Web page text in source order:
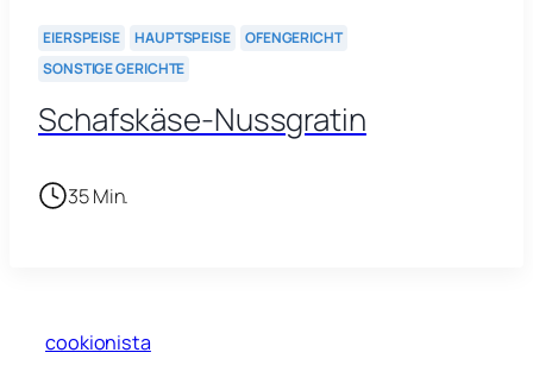
EIERSPEISE HAUPTSPEISE
OFENGERICHT
SONSTIGE GERICHTE
Schafskäse-Nussgratin
35 Min.
cookionista